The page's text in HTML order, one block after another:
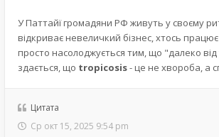
У Паттайї громадяни РФ живуть у своєму
відкриває невеличкий бізнес, хтось
просто насолоджується тим, що "далеко від
здається, що tropicosis- це не хвороба, а
Цитата
Ср окт 15, 2025 9:54 pm